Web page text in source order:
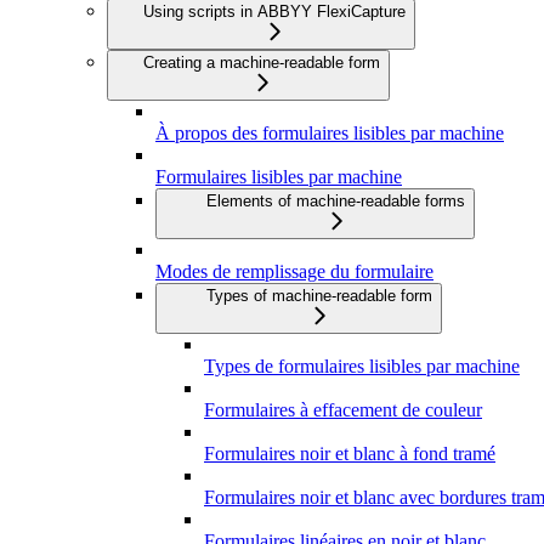
Using scripts in ABBYY FlexiCapture
Creating a machine-readable form
À propos des formulaires lisibles par machine
Formulaires lisibles par machine
Elements of machine-readable forms
Modes de remplissage du formulaire
Types of machine-readable form
Types de formulaires lisibles par machine
Formulaires à effacement de couleur
Formulaires noir et blanc à fond tramé
Formulaires noir et blanc avec bordures